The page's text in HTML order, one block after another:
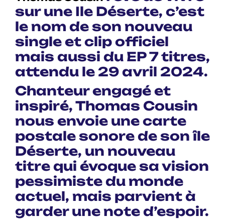
sur une Ile Déserte, c’est
le nom de son nouveau
single et clip officiel
mais aussi du EP 7 titres,
attendu le 29 avril 2024.
Chanteur engagé et
inspiré, Thomas Cousin
nous envoie une carte
postale sonore de son île
Déserte, un nouveau
titre qui évoque sa vision
pessimiste du monde
actuel, mais parvient à
garder une note d’espoir.